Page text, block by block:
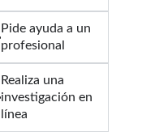
Pide ayuda a un
profesional
Realiza una
investigación en
línea